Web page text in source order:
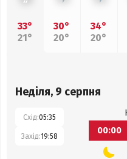
33°
21°
30°
20°
34°
20°
Неділя, 9 серпня
Схід:05:35
Захід:19:58
00:00